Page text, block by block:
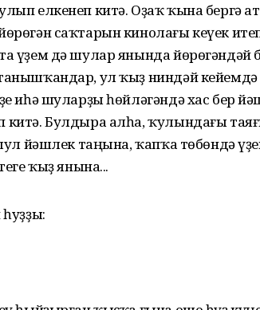
елкенеп китә. Оҙаҡ ҡына бергә
саҡтарын кинолағы кеүек
үҙем дә шулар янында йөрөгәндәй
ул ҡыҙ ниндәй
иһә шуларҙы һөйләгәндә хас бер
китә. Булдыра алһа, ҡулындағы
йәшлек таңына, ҡапҡа төбөндә
ҡыҙ янына...